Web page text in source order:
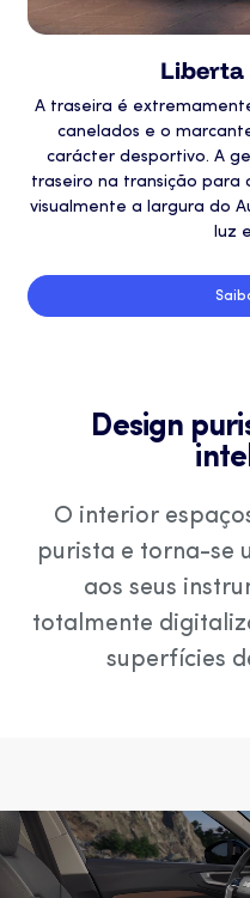
A traseira é
canelados e o
carácter desportivo. A
traseiro na transição
visualmente a largura do
luz
Design
O interior
purista e torna-se
aos seus
totalmente
superfícies